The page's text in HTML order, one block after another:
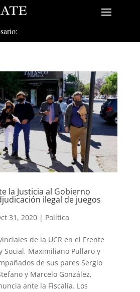
la Justicia al Gobierno
ilegal de juegos
31, 2020| Política
de la UCR en el Frente
Social, Maximiliano Pullaro y
de sus pares Sergio
y Marcelo González,
ante la Fiscalía. Los